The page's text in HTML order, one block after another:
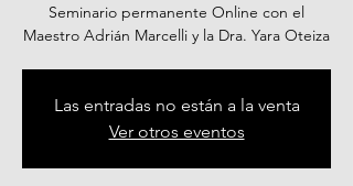
Seminario permanente Online con el
Maestro Adrián Marcelli y la Dra. Yara Oteiza
Las entradas no están a la venta
Ver otros eventos